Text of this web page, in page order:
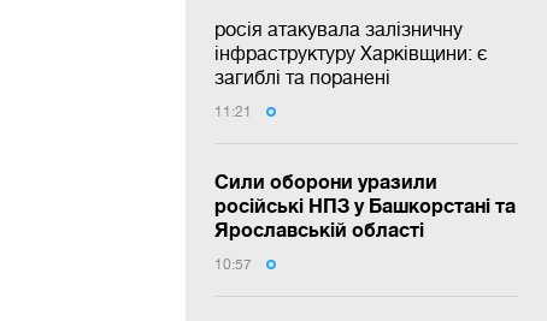
росія атакувала залізничну
інфраструктуру Харківщини: є
загиблі та поранені
11:21
Сили оборони уразили
російські НПЗ у Башкорстані та
Ярославській області
10:57